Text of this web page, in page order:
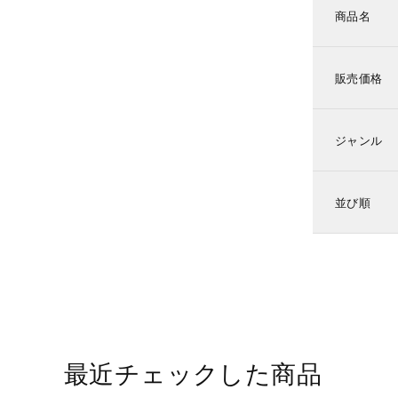
商品名
販売価格
ジャンル
並び順
最近チェックした商品